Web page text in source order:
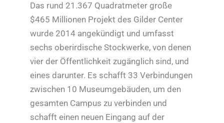
Das rund 21.367 Quadratmeter große
$465 Millionen Projekt des Gilder Center
wurde 2014 angekündigt und umfasst
sechs oberirdische Stockwerke, von denen
vier der Öffentlichkeit zugänglich sind, und
eines darunter. Es schafft 33 Verbindungen
zwischen 10 Museumgebäuden, um den
gesamten Campus zu verbinden und
schafft einen neuen Eingang auf der